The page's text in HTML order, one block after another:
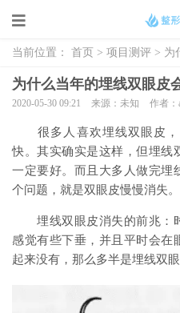
当前位置： 首页 > 项目测评 > 为
为什么当年的埋线双眼皮
2020-05-30 09:21 来源：未知 作者：
很多人喜欢埋线双眼皮，
快。其实确实是这样，但埋线
一定要好。而且大多人做完埋
个问题，就是双眼皮慢慢消失。
埋线双眼皮消失的前兆：
感觉有些下垂，并且平时会在
起来没有，那么多半是埋线双眼